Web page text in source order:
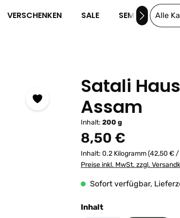
VERSCHENKEN SALE SEMINAREAlle
Satali
Assam
Inhalt: 200 g
Regulärer Preis:
8,50 €
Inhalt: 0.2 Kilogramm(42,50 € /
Preise inkl. MwSt. zzgl.
Sofort verfügbar,
Inhaltauswählen